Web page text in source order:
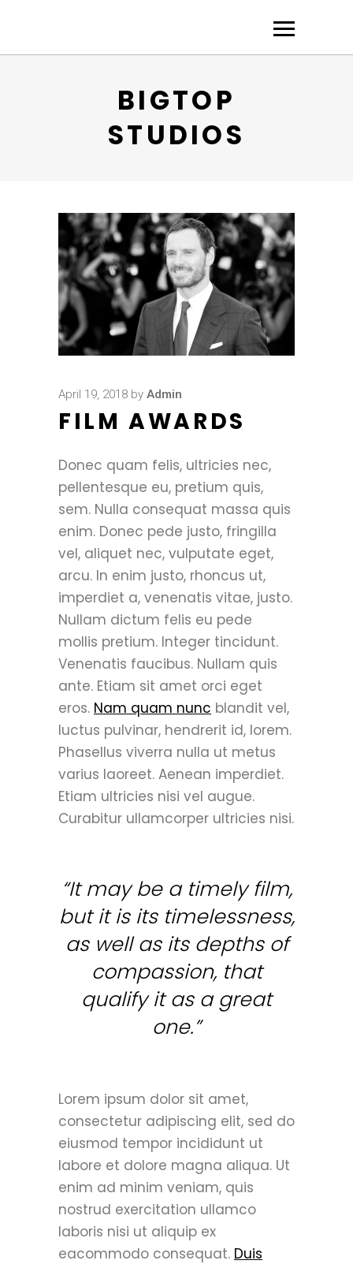
BIGTOP
STUDIOS
April 19, 2018 by Admin
FILM AWARDS
Donec quam felis, ultricies nec,
pellentesque eu, pretium quis,
sem. Nulla consequat massa quis
enim. Donec pede justo, fringilla
vel, aliquet nec, vulputate eget,
arcu. In enim justo, rhoncus ut,
imperdiet a, venenatis vitae, justo.
Nullam dictum felis eu pede
mollis pretium. Integer tincidunt.
Venenatis faucibus. Nullam quis
ante. Etiam sit amet orci eget
eros. Nam quam nunc blandit vel,
luctus pulvinar, hendrerit id, lorem.
Phasellus viverra nulla ut metus
varius laoreet. Aenean imperdiet.
Etiam ultricies nisi vel augue.
Curabitur ullamcorper ultricies nisi.
“It may be a timely film,
but it is its timelessness,
as well as its depths of
compassion, that
qualify it as a great
one.”
Lorem ipsum dolor sit amet,
consectetur adipiscing elit, sed do
eiusmod tempor incididunt ut
labore et dolore magna aliqua. Ut
enim ad minim veniam, quis
nostrud exercitation ullamco
laboris nisi ut aliquip ex
eacommodo consequat. Duis